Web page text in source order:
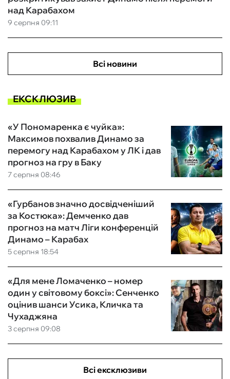
9 серпня 09:11
над Карабахом
Всі новини
ЕКСКЛЮЗИВ
7 серпня 08:46
«У Пономаренка є чуйка»:
Максимов похвалив Динамо за
перемогу над Карабахом у ЛК і дав
прогноз на гру в Баку
5 серпня 18:54
«Гурбанов значно досвідченіший
за Костюка»: Демченко дав
прогноз на матч Ліги конференцій
Динамо – Карабах
3 серпня 09:08
«Для мене Ломаченко – номер
один у світовому боксі»: Сенченко
оцінив шанси Усика, Кличка та
Чухаджяна
Всі ексклюзиви